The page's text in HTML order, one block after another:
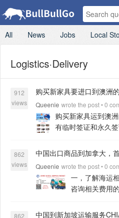
All News Jobs Local
Logistics·Delivery
912
views
购买新家具要进口到澳洲
Queenie wrote the post • 0
购买新家具运到澳
有临时签证和永久
的环节： 1、询价：向国
际搬家公司的仓库地址，
1个月的免费仓储服务。 3
要缴纳GST税和关税（关
么就由国际搬家公司的
制品进行检验，在入境是
862
views
中国出口商品到加拿大，
Queenie wrote the post • 0
一，了解海运
咨询相关费用
包括在内。 二、根据家具
862
中国到新加坡运输服务